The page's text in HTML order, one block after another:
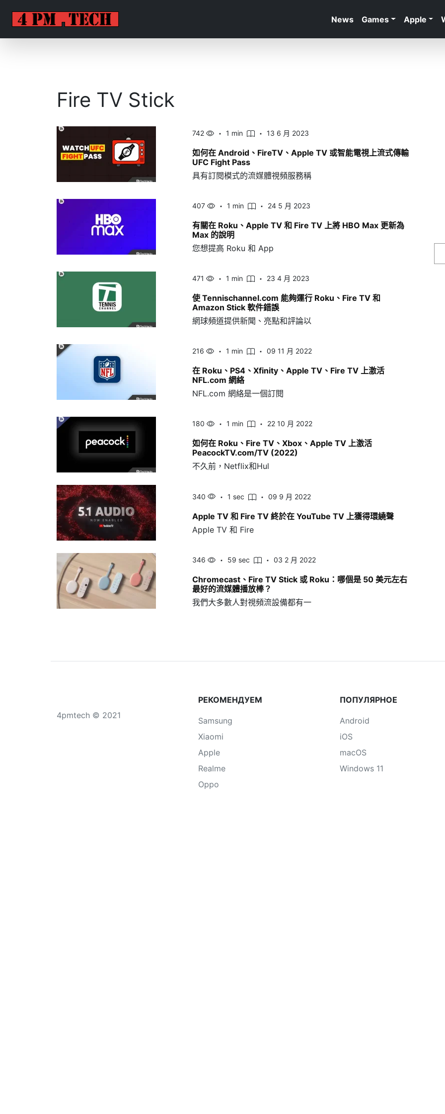
News Games Apple
Fire TV Stick
742 1 min 13 6 月 2023
如何在 Android、FireTV、Apple TV 或智能電視上流式傳輸
UFC Fight Pass
具有訂閱模式的流媒體視頻服務稱
407 1 min 24 5 月 2023
有關在 Roku、Apple TV 和 Fire TV 上將 HBO Max 更新為
Max 的說明
您想提高 Roku 和 App
471 1 min 23 4 月 2023
使 Tennischannel.com 能夠運行 Roku、Fire TV 和
Amazon Stick 軟件錯誤
網球頻道提供新聞、亮點和評論以
216 1 min 09 11 月 2022
在 Roku、PS4、Xfinity、Apple TV、Fire TV 上激活
NFL.com 網絡
NFL.com 網絡是一個訂閱
180 1 min 22 10 月 2022
如何在 Roku、Fire TV、Xbox、Apple TV 上激活
PeacockTV.com/TV (2022)
不久前，Netflix和Hul
340 1 sec 09 9 月 2022
Apple TV 和 Fire TV 終於在 YouTube TV 上獲得環繞聲
Apple TV 和 Fire
346 59 sec 03 2 月 2022
Chromecast、Fire TV Stick 或 Roku：哪個是 50 美元左右
最好的流媒體播放棒？
我們大多數人對視頻流設備都有一
4pmtech © 2021
РЕКОМЕНДУЕМ
Samsung
Xiaomi
Apple
Realme
Oppo
ПОПУЛЯРНОЕ
Android
iOS
macOS
Windows 11